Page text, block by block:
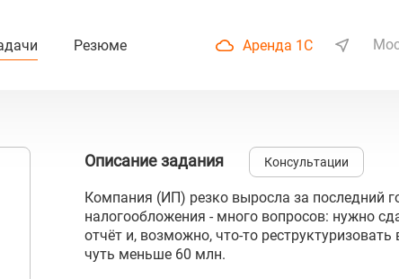
Резюме Аренда 1С
Описание задания Консультации
Компания (ИП) резко выросла за последний
налогообложения - много вопросов: нужно
отчёт и, возможно, что-то
чуть меньше 60 млн.